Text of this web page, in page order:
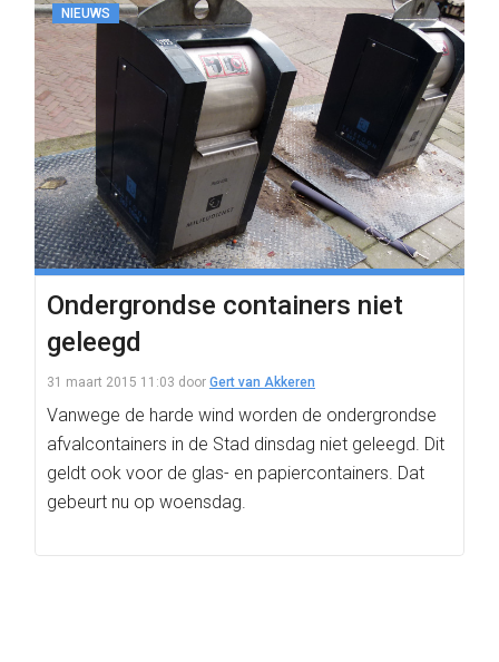
NIEUWS
Ondergrondse containers niet
geleegd
31 maart 2015 11:03 door Gert van Akkeren
Vanwege de harde wind worden de ondergrondse
afvalcontainers in de Stad dinsdag niet geleegd. Dit
geldt ook voor de glas- en papiercontainers. Dat
gebeurt nu op woensdag.